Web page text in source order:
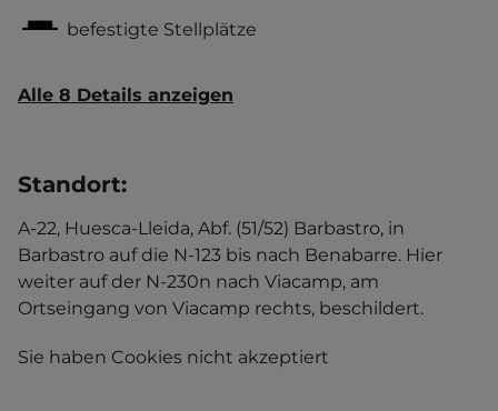
befestigte Stellplätze
Alle 8 Details anzeigen
Standort:
A-22, Huesca-Lleida, Abf. (51/52) Barbastro, in
Barbastro auf die N-123 bis nach Benabarre. Hier
weiter auf der N-230n nach Viacamp, am
Ortseingang von Viacamp rechts, beschildert.
Sie haben Cookies nicht akzeptiert